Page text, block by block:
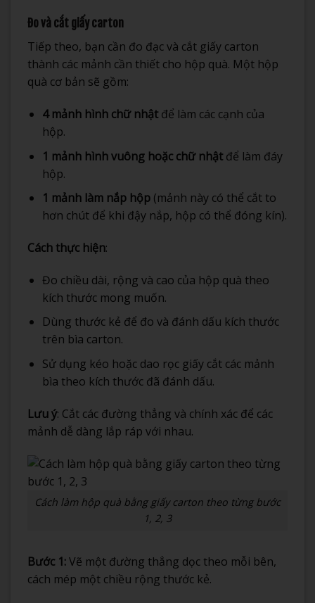
Đo và cắt giấy carton
Tiếp theo, bạn cần đo đạc và cắt giấy carton
thành các mảnh cần thiết cho hộp quà. Một hộp
quà cơ bản sẽ gồm:
4 mảnh hình chữ nhậtđể làm các cạnh của
hộp.
1 mảnh hình vuông hoặc chữ nhậtđể làm đáy
hộp.
1 mảnh làm nắp hộp(mảnh này có thể cắt to
hơn chút để khi đậy nắp, hộp có thể đóng kín).
Cách thực hiện:
Đo chiều dài, rộng và cao của hộp quà theo
kích thước mong muốn.
Dùng thước kẻ để đo và đánh dấu kích thước
trên bìa carton.
Sử dụng kéo hoặc dao rọc giấy cắt các mảnh
bìa theo kích thước đã đánh dấu.
Lưu ý: Cắt các đường thẳng và chính xác để các
mảnh dễ dàng lắp ráp với nhau.
Cách làm hộp quà bằng giấy carton theo từng bước
1, 2, 3
Bước 1:Vẽ một đường thẳng dọc theo mỗi bên,
cách mép một chiều rộng thước kẻ.